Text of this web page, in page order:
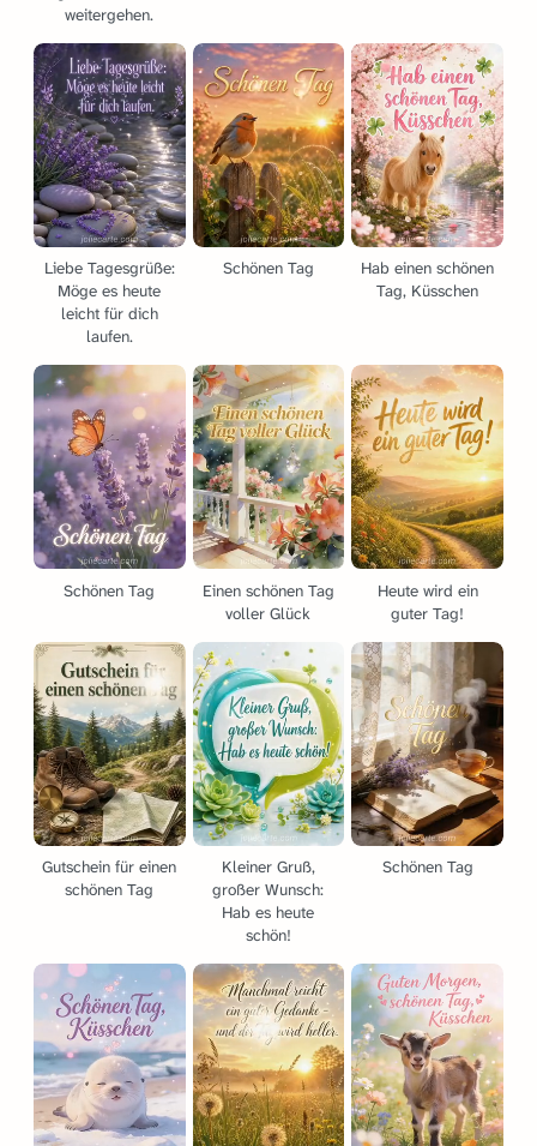
weitergehen.
Liebe Tagesgrüße:
Möge es heute
leicht für dich
laufen.
Schönen Tag
Hab einen schönen
Tag, Küsschen
Schönen Tag
Einen schönen Tag
voller Glück
Heute wird ein
guter Tag!
Gutschein für einen
schönen Tag
Kleiner Gruß,
großer Wunsch:
Hab es heute
schön!
Schönen Tag